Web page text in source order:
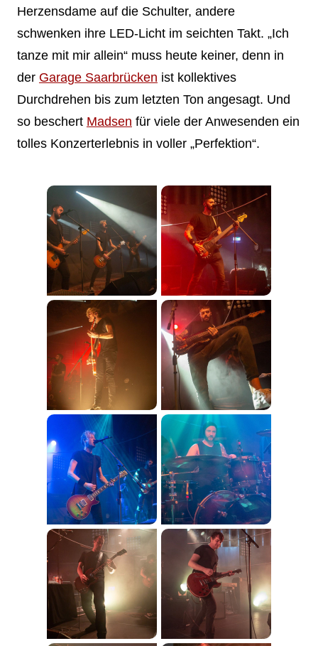
Herzensdame auf die Schulter, andere
schwenken ihre LED-Licht im seichten Takt. „Ich
tanze mit mir allein“ muss heute keiner, denn in
der Garage Saarbrücken ist kollektives
Durchdrehen bis zum letzten Ton angesagt. Und
so beschert Madsen für viele der Anwesenden ein
tolles Konzerterlebnis in voller „Perfektion“.